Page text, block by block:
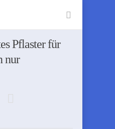
Pflaster für
nur